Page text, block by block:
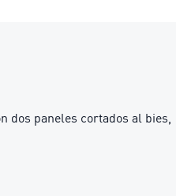
dos paneles cortados al bies,